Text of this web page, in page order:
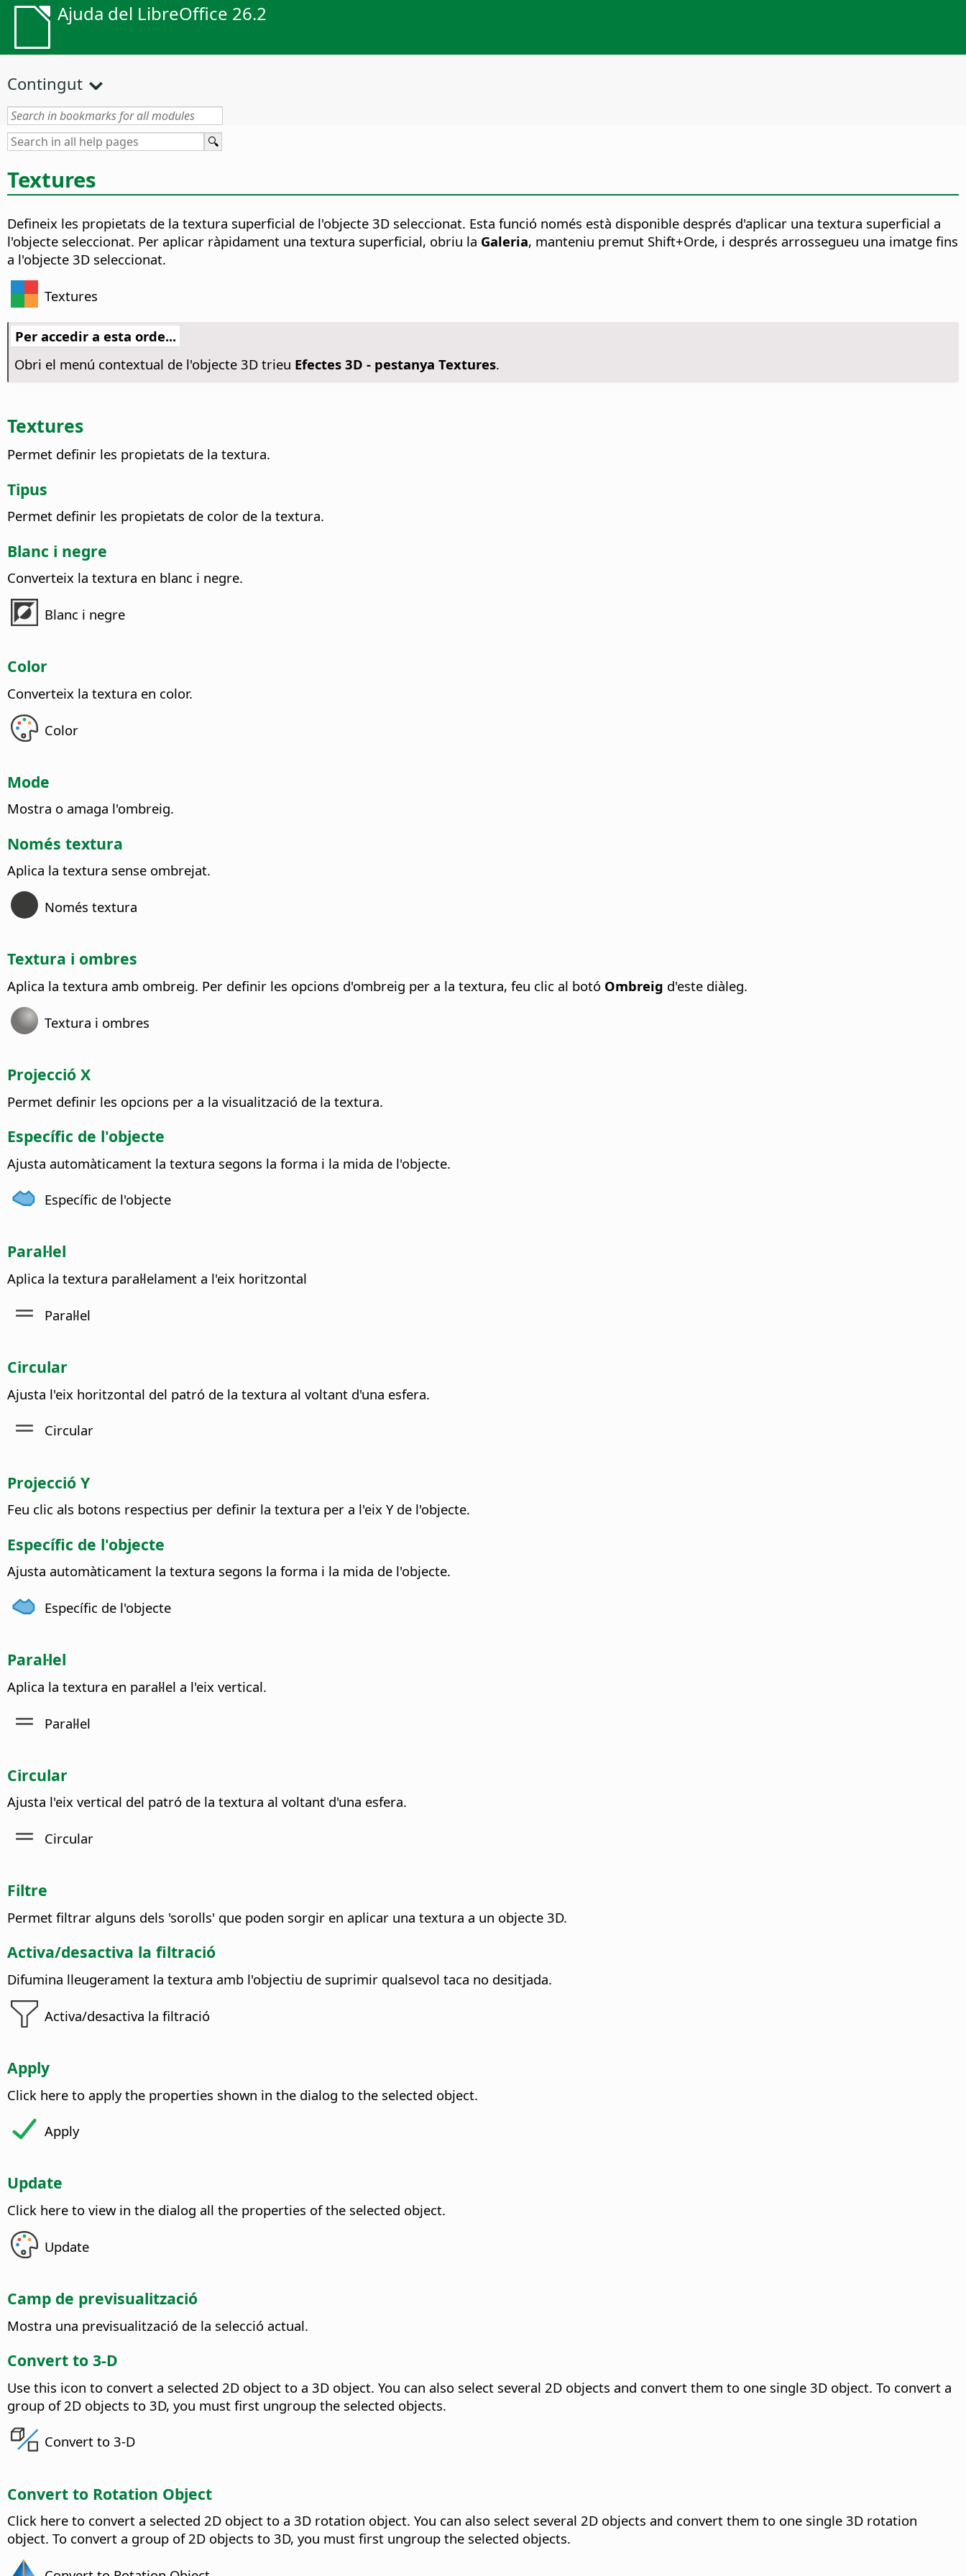
Ajuda del LibreOffice 26.2
Contingut
Textures
Defineix les propietats de la textura superficial de l'objecte 3D seleccionat. Esta funció només està disponible després d'aplicar una textura superficial a
l'objecte seleccionat. Per aplicar ràpidament una textura superficial, obriu la Galeria, manteniu premut Shift+Orde, i després arrossegueu una imatge fins
a l'objecte 3D seleccionat.
Textures
Per accedir a esta orde...
Obri el menú contextual de l'objecte 3D trieu Efectes 3D - pestanya Textures.
Textures
Permet definir les propietats de la textura.
Tipus
Permet definir les propietats de color de la textura.
Blanc i negre
Converteix la textura en blanc i negre.
Blanc i negre
Color
Converteix la textura en color.
Color
Mode
Mostra o amaga l'ombreig.
Només textura
Aplica la textura sense ombrejat.
Només textura
Textura i ombres
Aplica la textura amb ombreig. Per definir les opcions d'ombreig per a la textura, feu clic al botó Ombreig d'este diàleg.
Textura i ombres
Projecció X
Permet definir les opcions per a la visualització de la textura.
Específic de l'objecte
Ajusta automàticament la textura segons la forma i la mida de l'objecte.
Específic de l'objecte
Paral·lel
Aplica la textura paral·lelament a l'eix horitzontal
Paral·lel
Circular
Ajusta l'eix horitzontal del patró de la textura al voltant d'una esfera.
Circular
Projecció Y
Feu clic als botons respectius per definir la textura per a l'eix Y de l'objecte.
Específic de l'objecte
Ajusta automàticament la textura segons la forma i la mida de l'objecte.
Específic de l'objecte
Paral·lel
Aplica la textura en paral·lel a l'eix vertical.
Paral·lel
Circular
Ajusta l'eix vertical del patró de la textura al voltant d'una esfera.
Circular
Filtre
Permet filtrar alguns dels 'sorolls' que poden sorgir en aplicar una textura a un objecte 3D.
Activa/desactiva la filtració
Difumina lleugerament la textura amb l'objectiu de suprimir qualsevol taca no desitjada.
Activa/desactiva la filtració
Apply
Click here to apply the properties shown in the dialog to the selected object.
Apply
Update
Click here to view in the dialog all the properties of the selected object.
Update
Camp de previsualització
Mostra una previsualització de la selecció actual.
Convert to 3-D
Use this icon to convert a selected 2D object to a 3D object. You can also select several 2D objects and convert them to one single 3D object. To convert a
group of 2D objects to 3D, you must first ungroup the selected objects.
Convert to 3-D
Convert to Rotation Object
Click here to convert a selected 2D object to a 3D rotation object. You can also select several 2D objects and convert them to one single 3D rotation
object. To convert a group of 2D objects to 3D, you must first ungroup the selected objects.